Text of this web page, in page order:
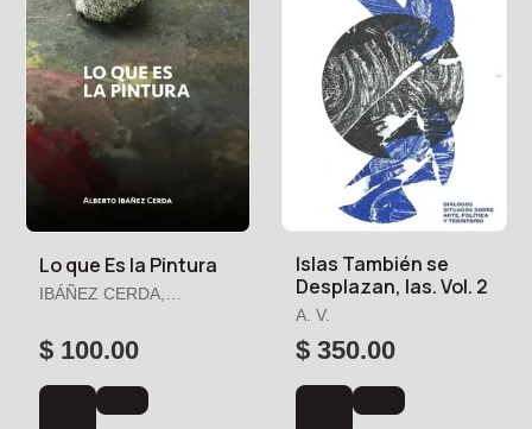
Lo que Es la Pintura
IBÁÑEZ CERDA,
$ 100.00
Islas También se
Desplazan, las. Vol. 2
A. V.
$ 350.00